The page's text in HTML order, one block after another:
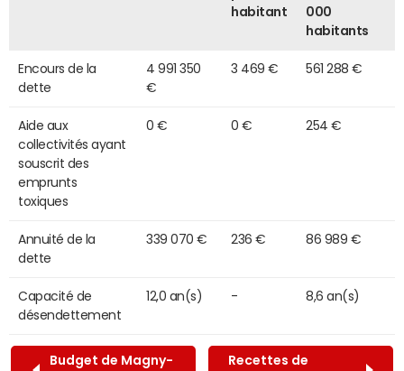
habitant
000
habitants
Encours de la
dette
4 991 350
€
3 469 € 561 288 €
Aide aux
collectivités ayant
souscrit des
emprunts
toxiques
0 € 0 € 254 €
Annuité de la
dette
339 070 € 236 € 86 989 €
Capacité de
désendettement
12,0 an(s) - 8,6 an(s)
Budget de Magny-
Recettes de